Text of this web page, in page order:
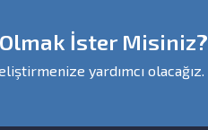
İster Misiniz?
yardımcı olacağız.